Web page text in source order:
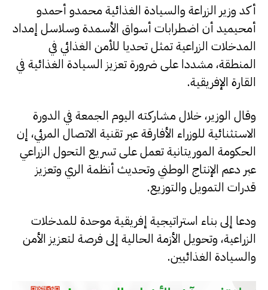
أكد وزير الزراعة والسيادة الغذائية محمدو أحمدو
أمحيميد أن اضطرابات أسواق الأسمدة وسلاسل إمداد
المدخلات الزراعية تمثل تحديا للأمن الغذائي في
المنطقة، مشددا على ضرورة تعزيز السيادة الغذائية في
القارة الإفريقية.
وقال الوزير، خلال مشاركته اليوم الجمعة في الدورة
الاستثنائية للوزراء الأفارقة عبر تقنية الاتصال المرئي، إن
الحكومة الموريتانية تعمل على تسريع التحول الزراعي
عبر دعم الإنتاج الوطني وتحديث أنظمة الري وتعزيز
قدرات التمويل والتوزيع.
ودعا إلى بناء استراتيجية إفريقية موحدة للمدخلات
الزراعية، وتحويل الأزمة الحالية إلى فرصة لتعزيز الأمن
والسيادة الغذائيين.